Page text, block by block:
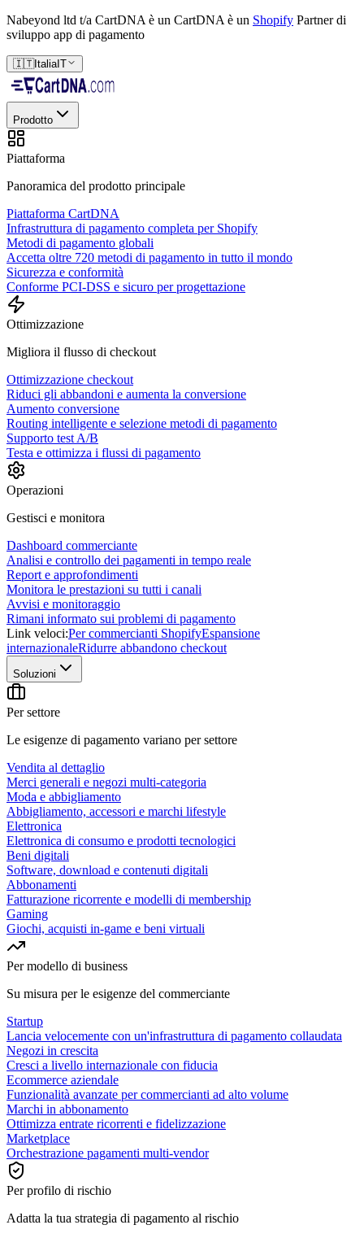
Nabeyond ltd t/a CartDNA è un CartDNA è un Shopify Partner di
sviluppo app di pagamento
🇮🇹ItaliaIT
Prodotto
Piattaforma
Panoramica del prodotto principale
Piattaforma CartDNA
Infrastruttura di pagamento completa per Shopify
Metodi di pagamento globali
Accetta oltre 720 metodi di pagamento in tutto il mondo
Sicurezza e conformità
Conforme PCI-DSS e sicuro per progettazione
Ottimizzazione
Migliora il flusso di checkout
Ottimizzazione checkout
Riduci gli abbandoni e aumenta la conversione
Aumento conversione
Routing intelligente e selezione metodi di pagamento
Supporto test A/B
Testa e ottimizza i flussi di pagamento
Operazioni
Gestisci e monitora
Dashboard commerciante
Analisi e controllo dei pagamenti in tempo reale
Report e approfondimenti
Monitora le prestazioni su tutti i canali
Avvisi e monitoraggio
Rimani informato sui problemi di pagamento
Link veloci:Per commercianti ShopifyEspansione
internazionaleRidurre abbandono checkout
Soluzioni
Per settore
Le esigenze di pagamento variano per settore
Vendita al dettaglio
Merci generali e negozi multi-categoria
Moda e abbigliamento
Abbigliamento, accessori e marchi lifestyle
Elettronica
Elettronica di consumo e prodotti tecnologici
Beni digitali
Software, download e contenuti digitali
Abbonamenti
Fatturazione ricorrente e modelli di membership
Gaming
Giochi, acquisti in-game e beni virtuali
Per modello di business
Su misura per le esigenze del commerciante
Startup
Lancia velocemente con un'infrastruttura di pagamento collaudata
Negozi in crescita
Cresci a livello internazionale con fiducia
Ecommerce aziendale
Funzionalità avanzate per commercianti ad alto volume
Marchi in abbonamento
Ottimizza entrate ricorrenti e fidelizzazione
Marketplace
Orchestrazione pagamenti multi-vendor
Per profilo di rischio
Adatta la tua strategia di pagamento al rischio